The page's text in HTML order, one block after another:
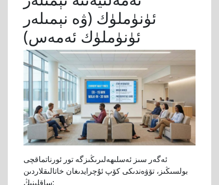
ئۈنۈملۈك (ۋە نېمىلەر
ئۈنۈملۈك ئەمەس)
ئەگەر سىز ئەسلىھەلىرىڭىزگە تور ئورناتماقچى
بولسىڭىز، تۆۋەندىكى كۆپ ئۇچرايدىغان خاتالىقلاردىن
ساقلىنىڭ: